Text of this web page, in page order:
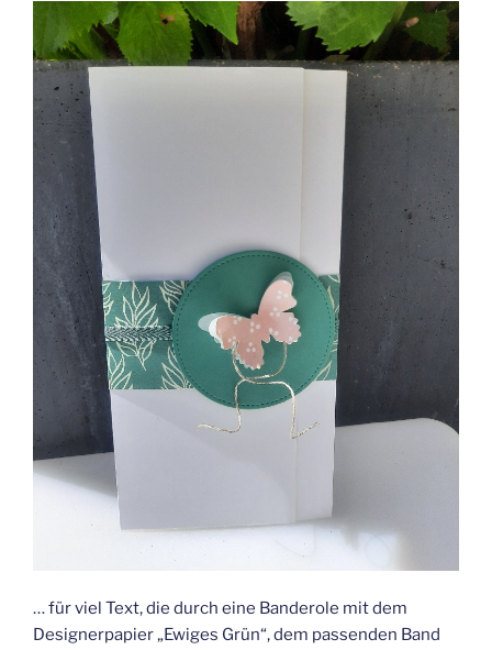
… für viel Text, die durch eine Banderole mit dem
Designerpapier „Ewiges Grün“, dem passenden Band